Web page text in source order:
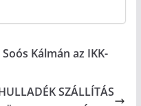
Kálmán az IKK-
SZÁLLÍTÁS